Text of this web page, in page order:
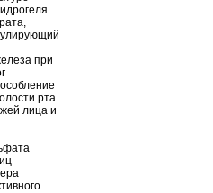
при
рта
лица и